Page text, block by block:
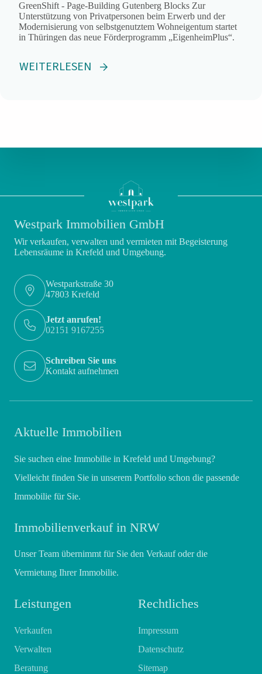
GreenShift - Page-Building Gutenberg Blocks Zur
Unterstützung von Privatpersonen beim Erwerb und der
Modernisierung von selbstgenutztem Wohneigentum startet
in Thüringen das neue Förderprogramm „EigenheimPlus“.
WEITERLESEN
Westpark Immobilien GmbH
Wir verkaufen, verwalten und vermieten mit Begeisterung
Lebensräume in Krefeld und Umgebung.
Westparkstraße 30
47803 Krefeld
Jetzt anrufen!
02151 9167255
Schreiben Sie uns
Kontakt aufnehmen
Aktuelle Immobilien
Sie suchen eine Immobilie in Krefeld und Umgebung?
Vielleicht finden Sie in unserem Portfolio schon die passende
Immobilie für Sie.
Leistungen
Verkaufen
Verwalten
Beratung
Immobilienverkauf in NRW
Unser Team übernimmt für Sie den Verkauf oder die
Vermietung Ihrer Immobilie.
Rechtliches
Impressum
Datenschutz
Sitemap